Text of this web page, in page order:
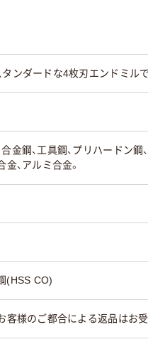
ンダードな4枚刃エンドミル
金鋼、工具鋼、プリハードン鋼
金、アルミ合金。
(HSS CO)
お客様のご都合による返品はお